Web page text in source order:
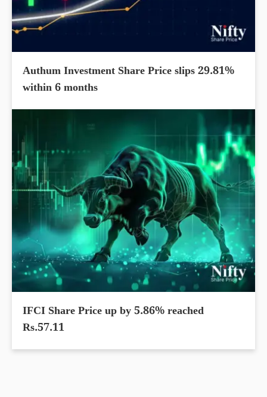
Authum Investment Share Price slips 29.81%
within 6 months
IFCI Share Price up by 5.86% reached
Rs.57.11